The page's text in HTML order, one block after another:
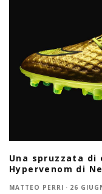
Una spruzzata di
Hypervenom di
MATTEO PERRI · 26